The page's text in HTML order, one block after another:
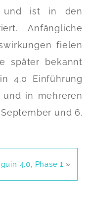
und ist in den
Anfängliche
fielen
später bekannt
4.0 Einführung
in mehreren
und 6.
4.0, Phase 1 »